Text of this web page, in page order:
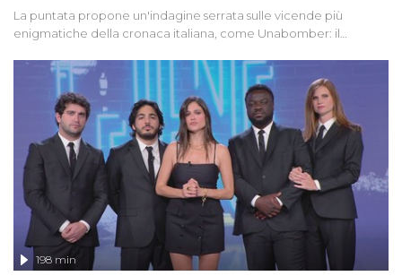
La puntata propone un'indagine serrata sulle vicende più
enigmatiche della cronaca italiana, come Unabomber: il
'90 e il 2000 che, inquietantemente, potrebbe essere ancora in
libertà. Lo speciale affronta inoltre le zone d'ombra sul Mostro di
Firenze, le cui responsabilità appaiono ancora oggi avvolte in un
groviglio di dubbi mai chiariti. Nel corso dello speciale anche
l'intervista inedita a Olindo Romano, realizzata ne...
198 min